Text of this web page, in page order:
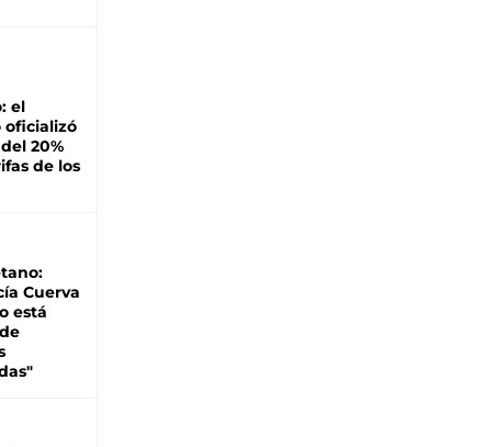
el
oficializó
20%
de los
Cuerva
está